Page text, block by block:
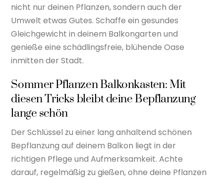
nicht nur deinen Pflanzen, sondern auch der
Umwelt etwas Gutes. Schaffe ein gesundes
Gleichgewicht in deinem Balkongarten und
genieße eine schädlingsfreie, blühende Oase
inmitten der Stadt.
Sommer Pflanzen Balkonkasten: Mit
diesen Tricks bleibt deine Bepflanzung
lange schön
Der Schlüssel zu einer lang anhaltend schönen
Bepflanzung auf deinem Balkon liegt in der
richtigen Pflege und Aufmerksamkeit. Achte
darauf, regelmäßig zu gießen, ohne deine Pflanzen